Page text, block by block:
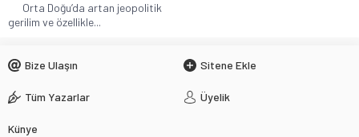
Orta Doğu’da artan jeopolitik
gerilim ve özellikle...
Bize Ulaşın Sitene Ekle
Tüm Yazarlar Üyelik
Künye